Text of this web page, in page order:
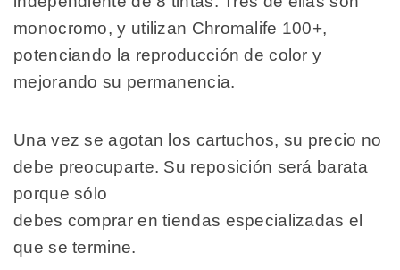
monocromo, y utilizan Chromalife 100+,
potenciando la reproducción de color y
mejorando su permanencia.
Una vez se agotan los cartuchos, su precio no
debe preocuparte. Su reposición será barata
porque sólo
debes comprar en tiendas especializadas el
que se termine.